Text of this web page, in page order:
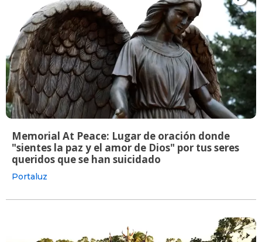
Memorial At Peace: Lugar de oración donde
"sientes la paz y el amor de Dios" por tus seres
queridos que se han suicidado
Portaluz